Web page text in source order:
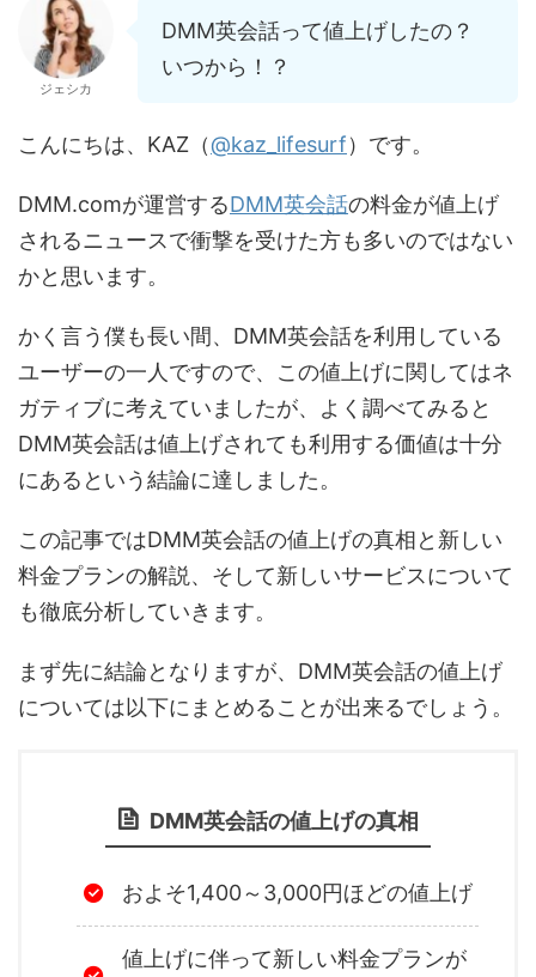
ジェシカ
DMM英会話って値上げしたの？
いつから！？
こんにちは、KAZ（@kaz_lifesurf）です。
DMM.comが運営するDMM英会話の料金が値上げ
されるニュースで衝撃を受けた方も多いのではない
かと思います。
かく言う僕も長い間、DMM英会話を利用している
ユーザーの一人ですので、この値上げに関してはネ
ガティブに考えていましたが、よく調べてみると
DMM英会話は値上げされても利用する価値は十分
にあるという結論に達しました。
この記事ではDMM英会話の値上げの真相と新しい
料金プランの解説、そして新しいサービスについて
も徹底分析していきます。
まず先に結論となりますが、DMM英会話の値上げ
については以下にまとめることが出来るでしょう。
DMM英会話の値上げの真相
およそ1,400～3,000円ほどの値上げ
値上げに伴って新しい料金プランが